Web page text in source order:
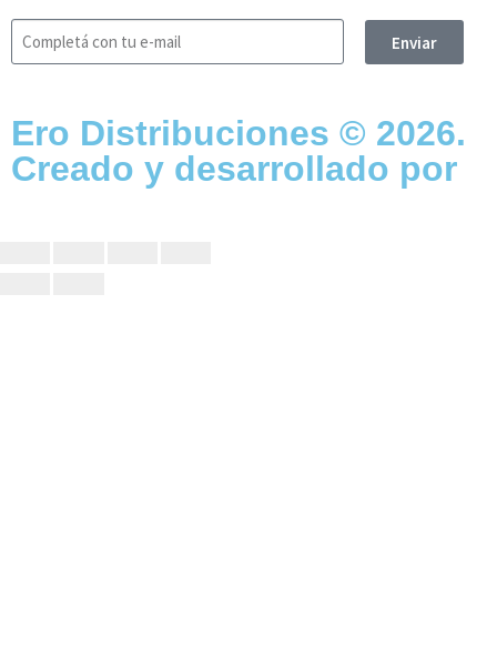
Enviar
Ero Distribuciones © 2026.
Creado y desarrollado por